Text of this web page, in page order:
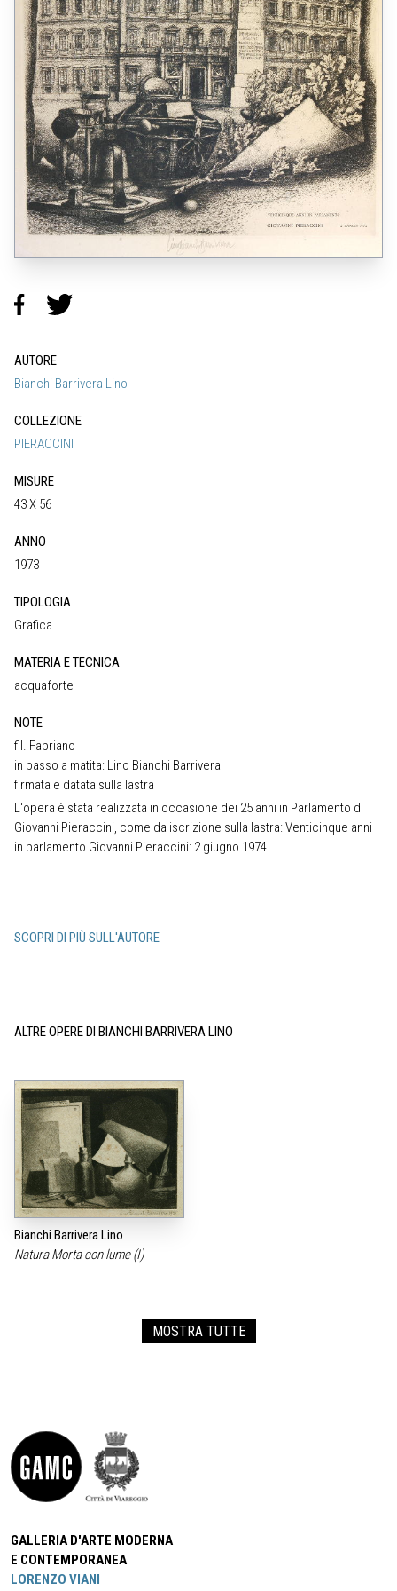
AUTORE
Bianchi Barrivera Lino
COLLEZIONE
PIERACCINI
MISURE
43 X 56
ANNO
1973
TIPOLOGIA
Grafica
MATERIA E TECNICA
acquaforte
NOTE
fil. Fabriano
in basso a matita: Lino Bianchi Barrivera
firmata e datata sulla lastra
L‘opera è stata realizzata in occasione dei 25 anni in Parlamento di
Giovanni Pieraccini, come da iscrizione sulla lastra: Venticinque anni
in parlamento Giovanni Pieraccini: 2 giugno 1974
SCOPRI DI PIÙ SULL'AUTORE
ALTRE OPERE DI BIANCHI BARRIVERA LINO
Bianchi Barrivera Lino
Natura Morta con lume (I)
MOSTRA TUTTE
GALLERIA D'ARTE MODERNA
E CONTEMPORANEA
LORENZO VIANI